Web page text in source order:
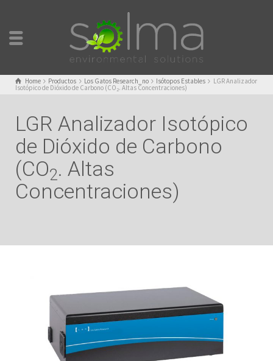
Home Productos Los Gatos Research_no Isótopos Estables LGR Analizador
Isotópico de Dióxido de Carbono (CO 2. Altas Concentraciones)
LGR Analizador Isotópico
de Dióxido de Carbono
(CO2. Altas
Concentraciones)